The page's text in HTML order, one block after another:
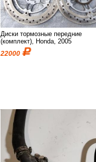
Диски тормозные передние
(комплект), Honda, 2005
22000